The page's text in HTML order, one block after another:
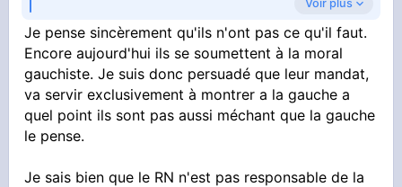
Les torts sont pour les gouvernements
successifs de la gauche et du centre d'avoir
rendu possible la situation actuelle du pays
Et arrête de dire FN, ce n'est plus le même parti
plus critique sur l'euro et l'union européenne
Voir plus
Je pense sincèrement qu'ils n'ont pas ce qu'il faut.
Encore aujourd'hui ils se soumettent à la moral
gauchiste. Je suis donc persuadé que leur mandat,
va servir exclusivement à montrer a la gauche a
quel point ils sont pas aussi méchant que la gauche
le pense.
Je sais bien que le RN n'est pas responsable de la